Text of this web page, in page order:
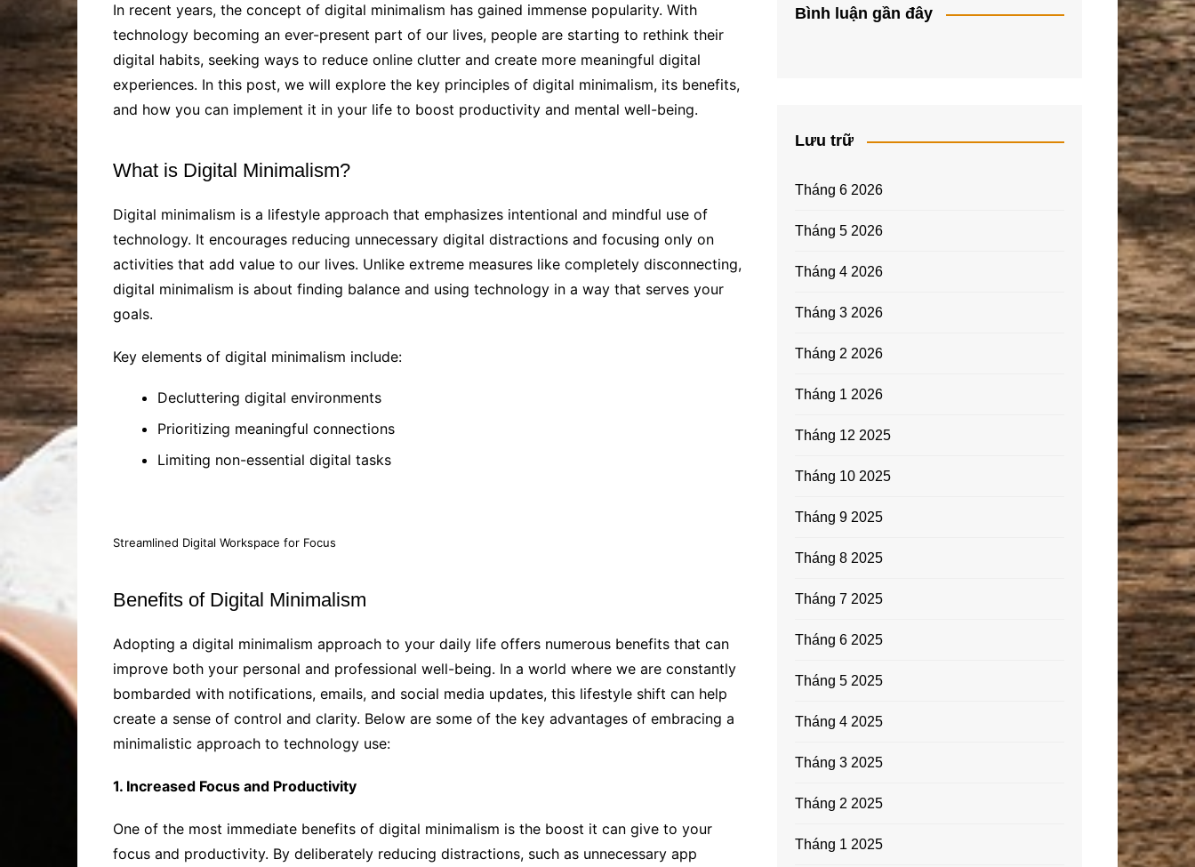
In recent years, the concept of digital minimalism has gained immense popularity. With
technology becoming an ever-present part of our lives, people are starting to rethink their
digital habits, seeking ways to reduce online clutter and create more meaningful digital
experiences. In this post, we will explore the key principles of digital minimalism, its benefits,
and how you can implement it in your life to boost productivity and mental well-being.
What is Digital Minimalism?
Digital minimalism is a lifestyle approach that emphasizes intentional and mindful use of
technology. It encourages reducing unnecessary digital distractions and focusing only on
activities that add value to our lives. Unlike extreme measures like completely disconnecting,
digital minimalism is about finding balance and using technology in a way that serves your
goals.
Key elements of digital minimalism include:
Decluttering digital environments
Prioritizing meaningful connections
Limiting non-essential digital tasks
Streamlined Digital Workspace for Focus
Benefits of Digital Minimalism
Adopting a digital minimalism approach to your daily life offers numerous benefits that can
improve both your personal and professional well-being. In a world where we are constantly
bombarded with notifications, emails, and social media updates, this lifestyle shift can help
create a sense of control and clarity. Below are some of the key advantages of embracing a
minimalistic approach to technology use:
1. Increased Focus and Productivity
One of the most immediate benefits of digital minimalism is the boost it can give to your
focus and productivity. By deliberately reducing distractions, such as unnecessary app
Bình luận gần đây
Lưu trữ
Tháng 6 2026
Tháng 5 2026
Tháng 4 2026
Tháng 3 2026
Tháng 2 2026
Tháng 1 2026
Tháng 12 2025
Tháng 10 2025
Tháng 9 2025
Tháng 8 2025
Tháng 7 2025
Tháng 6 2025
Tháng 5 2025
Tháng 4 2025
Tháng 3 2025
Tháng 2 2025
Tháng 1 2025